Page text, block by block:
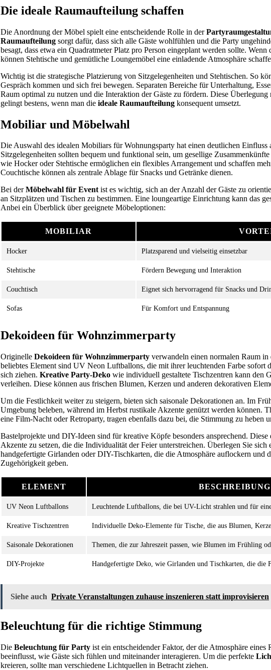
Die ideale Raumaufteilung schaffen
Die Anordnung der Möbel spielt eine entscheidende Rolle in der
Raumaufteilung sorgt dafür, dass sich alle Gäste wohlfühlen und die Party
besagt, dass etwa ein Quadratmeter Platz pro Person eingeplant werden sollte. Wenn
können Stehtische und gemütliche Loungemöbel eine einladende Atmosphäre
Wichtig ist die strategische Platzierung von Sitzgelegenheiten und Stehtischen. So
Gespräch kommen und sich frei bewegen. Separaten Bereiche für Unterhaltung,
Raum optimal zu nutzen und die Interaktion der Gäste zu fördern. Diese Überlegung
gelingt bestens, wenn man die ideale Raumaufteilung konsequent umsetzt.
Mobiliar und Möbelwahl
Die Auswahl des idealen Mobiliars für Wohnungsparty hat einen deutlichen Einfluss
Sitzgelegenheiten sollten bequem und funktional sein, um gesellige
wie Hocker oder Stehtische ermöglichen ein flexibles Arrangement und schaffen
Couchtische können als zentrale Ablage für Snacks und Getränke dienen.
Bei derMöbelwahl für Eventist es wichtig, sich an der Anzahl der Gäste zu
an Sitzplätzen und Tischen zu bestimmen. Eine loungeartige Einrichtung kann das
Anbei ein Überblick über geeignete Möbeloptionen:
MOBILIAR
Hocker Platzsparend und vielseitig einsetzbar
Stehtische Fördern Bewegung und Interaktion
Couchtisch Eignet sich hervorragend für Snacks und
Sofas Für Komfort und Entspannung
Dekoideen für Wohnzimmerparty
Originelle Dekoideen für Wohnzimmerparty verwandeln einen normalen Raum
beliebtes Element sind UV Neon Luftballons, die mit ihrer leuchtenden Farbe sofort
sich ziehen. Kreative Party-Deko wie individuell gestaltete Tischzentren kann den
verleihen. Diese können aus frischen Blumen, Kerzen und anderen dekorativen
Um die Festlichkeit weiter zu steigern, bieten sich saisonale Dekorationen an. Im
Umgebung beleben, während im Herbst rustikale Akzente genützt werden können.
eine Film-Nacht oder Retroparty, tragen ebenfalls dazu bei, die Stimmung zu heben
Bastelprojekte und DIY-Ideen sind für kreative Köpfe besonders ansprechend. Diese
Akzente zu setzen, die die Individualität der Feier unterstreichen. Überlegen Sie sich
handgefertigte Girlanden oder DIY-Tischkarten, die die Atmosphäre auflockern und
Zugehörigkeit geben.
ELEMENT BESCHREIBUNG
UV Neon Luftballons Leuchtende Luftballons, die bei UV-Licht strahlen und für
Kreative Tischzentren Individuelle Deko-Elemente für Tische, die aus Blumen,
Saisonale Dekorationen Themen, die zur Jahreszeit passen, wie Blumen im Frühling
DIY-Projekte Handgefertigte Deko, wie Girlanden und Tischkarten, die die
Siehe auch Private Veranstaltungen zuhause inszenieren statt improvisieren
Beleuchtung für die richtige Stimmung
Die Beleuchtung für Party ist ein entscheidender Faktor, der die Atmosphäre eines
beeinflusst, wie Gäste sich fühlen und miteinander interagieren. Um die perfekte
kreieren, sollte man verschiedene Lichtquellen in Betracht ziehen.